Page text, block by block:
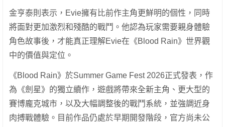
金亨泰則表示，Evie擁有比前作主角更鮮明的個性，同時
將面對更加激烈和殘酷的戰鬥。他認為玩家需要親身體驗
角色故事後，才能真正理解Evie在《Blood Rain》世界觀
中的價值與定位。
《Blood Rain》於Summer Game Fest 2026正式發表，作
為《劍星》的獨立續作，遊戲將帶來全新主角、更大型的
賽博龐克城市，以及大幅調整後的戰鬥系統，並強調近身
肉搏戰體驗。目前作品仍處於早期開發階段，官方尚未公